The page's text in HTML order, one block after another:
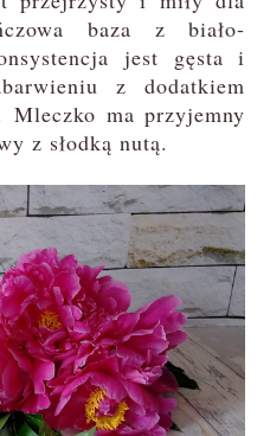
baza z biało-
jest gęsta i
z dodatkiem
Mleczko ma przyjemny
z słodką nutą.